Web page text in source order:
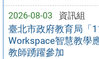
2026-08-03 資訊組
臺北市政府教育局「
Workspace智慧教學
教師踴躍參加